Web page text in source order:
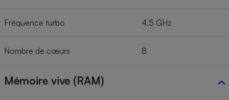
Fréquence turbo 4,5 GHz
Nombre de cœurs 8
Mémoire vive (RAM)